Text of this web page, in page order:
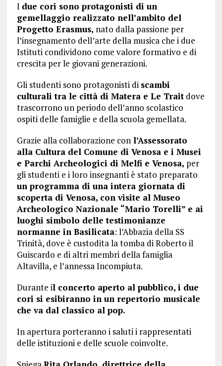
I due cori sono protagonisti di un
gemellaggio realizzato nell’ambito del
Progetto Erasmus, nato dalla passione per
l’insegnamento dell’arte della musica che i due
Istituti condividono come valore formativo e di
crescita per le giovani generazioni.
Gli studenti sono protagonisti di scambi
culturali tra le città di Matera e Le Traitdove
trascorrono un periodo dell’anno scolastico
ospiti delle famiglie e della scuola gemellata.
Grazie alla collaborazione conl’Assessorato
alla Cultura del Comune di Venosa e i Musei
e Parchi Archeologici di Melfi e Venosa, per
gli studenti e i loro insegnanti è stato preparato
un programma di una intera giornata di
scoperta di Venosa, con visite al Museo
Archeologico Nazionale “Mario Torelli” e ai
luoghi simbolo delle testimonianze
normanne in Basilicata: l’Abbazia della SS
Trinità, dove è custodita la tomba di Roberto il
Guiscardo e di altri membri della famiglia
Altavilla, e l’annessa Incompiuta.
Durante il concerto aperto al pubblico, i due
cori si esibiranno in un repertorio musicale
che va dal classico al pop.
In apertura porteranno i saluti i rappresentati
delle istituzioni e delle scuole coinvolte.